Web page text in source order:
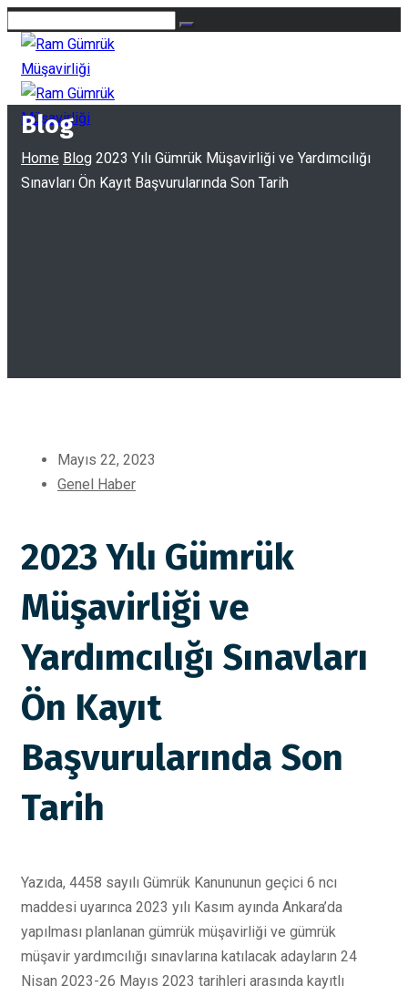
Blog
Home Blog 2023 Yılı Gümrük Müşavirliği ve Yardımcılığı
Sınavları Ön Kayıt Başvurularında Son Tarih
Mayıs 22, 2023
Genel Haber
2023 Yılı Gümrük
Müşavirliği ve
Yardımcılığı Sınavları
Ön Kayıt
Başvurularında Son
Tarih
Yazıda, 4458 sayılı Gümrük Kanununun geçici 6 ncı
maddesi uyarınca 2023 yılı Kasım ayında Ankara’da
yapılması planlanan gümrük müşavirliği ve gümrük
müşavir yardımcılığı sınavlarına katılacak adayların 24
Nisan 2023-26 Mayıs 2023 tarihleri arasında kayıtlı